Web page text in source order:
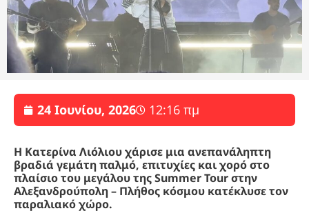
24 Ιουνίου, 2026 12:16 πμ
Η Κατερίνα Λιόλιου χάρισε μια ανεπανάληπτη
βραδιά γεμάτη παλμό, επιτυχίες και χορό στο
πλαίσιο του μεγάλου της Summer Tour στην
Αλεξανδρούπολη – Πλήθος κόσμου κατέκλυσε τον
παραλιακό χώρο.